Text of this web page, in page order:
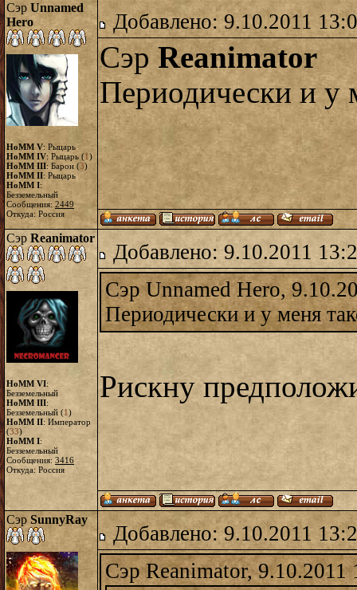
Сэр Unnamed
Hero
HoMM V: Рыцарь
HoMM IV: Рыцарь (1)
HoMM III: Барон (3)
HoMM II: Рыцарь
HoMM I:
Безземельный
Сообщения: 2449
Откуда: Россия
Добавлено: 9.10.2011
СэрReanimator
Периодически и у
Сэр Reanimator
HoMM VI:
Безземельный
HoMM III:
Безземельный (1)
HoMM II: Император
(33)
HoMM I:
Безземельный
Сообщения: 3416
Откуда: Россия
Добавлено: 9.10.2011
Сэр Unnamed Hero,
Периодически и у меня
Рискну
Сэр SunnyRay
Добавлено: 9.10.2011
Сэр Reanimator, 9.10.2011